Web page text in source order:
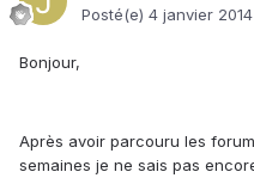
Posté(e) 4 janvier 2014
Bonjour,
Après avoir parcouru les
semaines je ne sais pas